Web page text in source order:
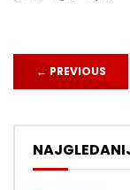
← PREVIOUS